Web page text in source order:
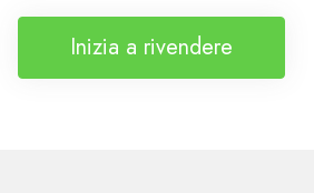
Inizia a rivendere